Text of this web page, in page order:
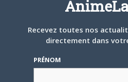
Recevez toutes nos
directement dans
PRÉNOM